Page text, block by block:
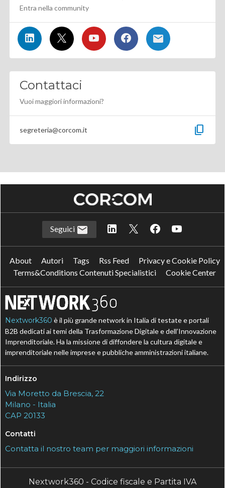
Entra nella community
Contattaci
Vuoi maggiori informazioni?
segreteria@corcom.it content_copy
Seguici
About Autori Tags Rss Feed
Privacy e Cookie Policy
Terms&Conditions Contenuti Specialistici
Cookie Center
Nextwork360 è il più grande network in Italia di testate e portali
B2B dedicati ai temi della Trasformazione Digitale e dell’Innovazione
Imprenditoriale. Ha la missione di diffondere la cultura digitale e
imprenditoriale nelle imprese e pubbliche amministrazioni italiane.
Indirizzo
Via Moretto da Brescia, 22
Milano - Italia
CAP 20133
Contatti
Contatta il nostro team per maggiori informazioni
Nextwork360 - Codice fiscale e Partita IVA